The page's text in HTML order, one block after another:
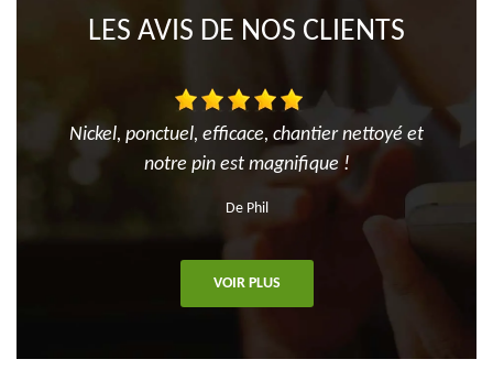
LES AVIS DE NOS CLIENTS
Nickel, ponctuel, efficace, chantier nettoyé et
notre pin est magnifique !
De Phil
VOIR PLUS